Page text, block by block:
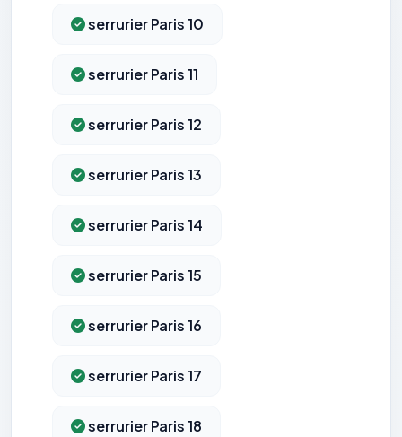
serrurier Paris 10
serrurier Paris 11
serrurier Paris 12
serrurier Paris 13
serrurier Paris 14
serrurier Paris 15
serrurier Paris 16
serrurier Paris 17
serrurier Paris 18